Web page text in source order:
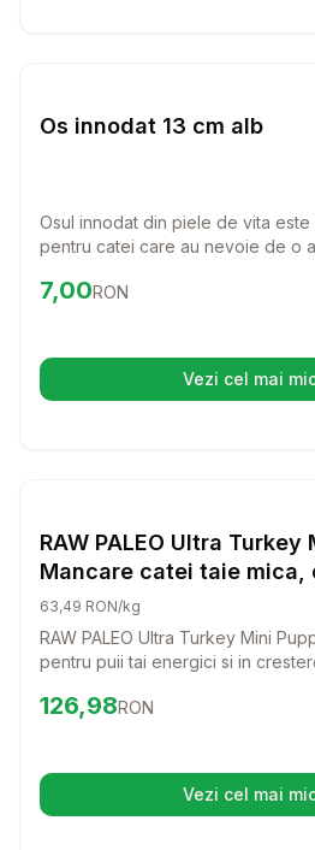
Os innodat 13 cm alb
Osul innodat din piele de vita
pentru catei care au nevoie de o
si curata dantura cainelui tau,
Preț:7.00
7,00RON
Vezi cel mai
(se
RAW PALEO Ultra Turkey
Mancare catei taie mica,
63,49 RON/kg
RAW PALEO Ultra Turkey Mini
pentru puii tai energici si in
necesari pentru o dezvoltare
Preț: 126.98
126,98RON
Vezi cel mai
(se